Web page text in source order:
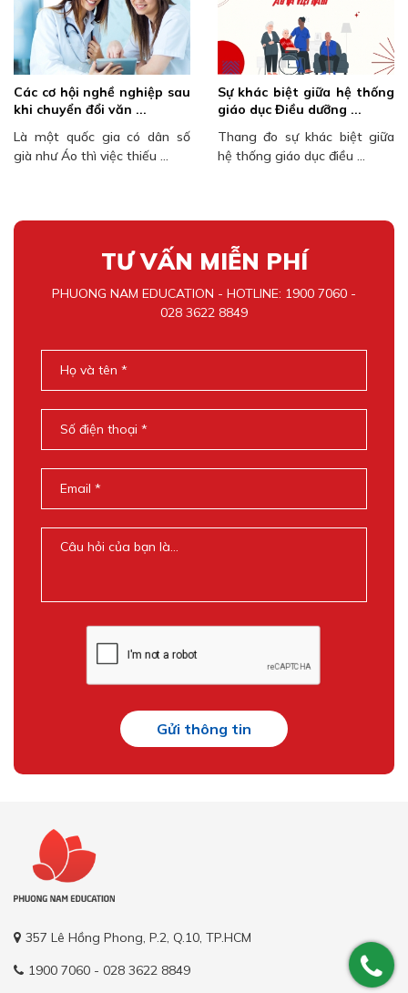
Các cơ hội nghề nghiệp sau
khi chuyển đổi văn ...
Là một quốc gia có dân số
già như Áo thì việc thiếu ...
Sự khác biệt giữa hệ thống
giáo dục Điều dưỡng ...
Thang đo sự khác biệt giữa
hệ thống giáo dục điều ...
TƯ VẤN MIỄN PHÍ
PHUONG NAM EDUCATION - HOTLINE: 1900 7060 -
028 3622 8849
Gửi thông tin
357 Lê Hồng Phong, P.2, Q.10, TP.HCM
1900 7060 - 028 3622 8849